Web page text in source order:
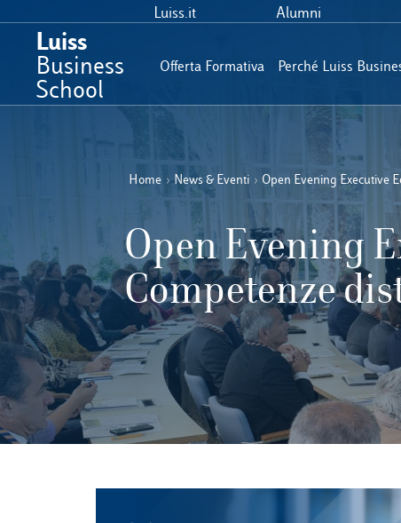
Luiss.it Alumni
Luiss
Business
School
Offerta Formativa Perché Luiss
Home › News & Eventi › Open Evening Executive
Open Evening
Competenze